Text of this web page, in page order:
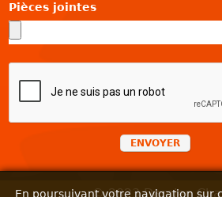
Pièces jointes
ENVOYER
© 2023 Damien
En poursuivant votre navigation sur